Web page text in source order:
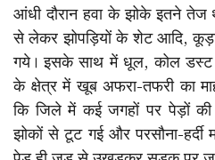
आंधी दौरान हवा के झोके इतने
से लेकर झोपड़ियों के शेट आदि,
गये। इसके साथ में धूल, कोल
के क्षेत्र में खूब अफरा-तफरी का
कि जिले में कई जगहों पर पेड़ों की
झोकों से टूट गई और परसौना-हर्दी